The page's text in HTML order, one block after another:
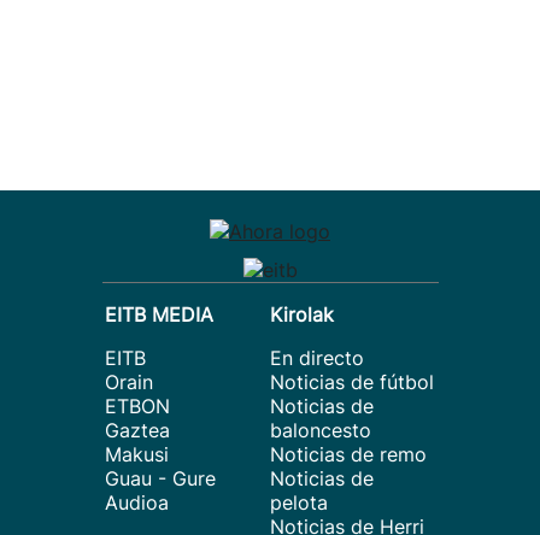
EITB MEDIA
EITB
Orain
ETBON
Gaztea
Makusi
Guau - Gure
Audioa
Kirolak
En directo
Noticias de fútbol
Noticias de
baloncesto
Noticias de remo
Noticias de
pelota
Noticias de Herri